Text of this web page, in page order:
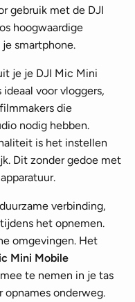
gebruik met de DJI
hoogwaardige
smartphone.
je je DJI Mic Mini
voor vloggers,
die
nodig hebben.
is het instellen
Dit zonder gedoe met
verbinding,
het opnemen.
omgevingen. Het
Mini Mobile
te nemen in je tas
opnames onderweg.